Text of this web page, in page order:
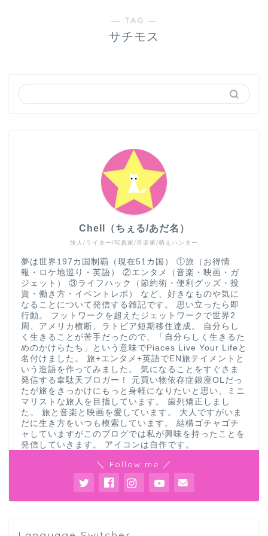
― TAG ―
サチモス
旅人/ライター/写真家/音楽家/萌えハンター
Chell（ちぇる/あだ名）
夢は世界197カ国制覇（現在51カ国） ①旅（お得情
報・ロケ地巡り・英語） ②エンタメ（音楽・映画・ガ
ジェット） ③ライフハック（節約術・便利グッズ・投
資・働き方・イベントレポ） など、好きなものや気に
なることについて発信する雑記です。 思い立ったら即
行動。 フットワークを超えたジェットワークで世界2
周、アメリカ横断、ラトビア短期移住達成。 自分らし
く生きることが苦手だったので、「自分らしく生きるた
めのかけらたち」という意味でPiaces Live Your Lifeと
名付けました。 旅+エンタメ+英語でEN旅テイメントと
いう造語を作ってみました。 気になることをすぐさま
発信する韋駄天ブロガー！ 元買い物依存症銀座OLだっ
たが旅をきっかけにもっと身軽になりたいと思い、ミニ
マリストな旅人を目指しています。 歯列矯正しまし
た。 旅と音楽と映画を愛しています。 大人ですがいま
だに生き方をいつも模索しています。 結構ゴチャゴチ
ャしていますがこのブログでは私が興味を持ったことを
発信していきます。 アイコンは自作です。
＼ Follow me ／